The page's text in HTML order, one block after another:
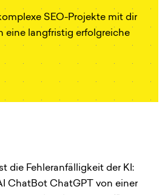
SEO-Projekte mit dir
eine langfristig erfolgreiche
die Fehleranfälligkeit der KI:
ChatBot ChatGPT von einer